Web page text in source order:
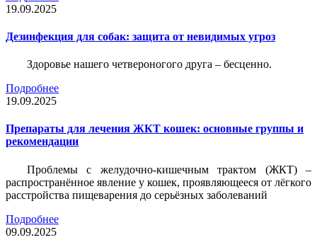
19.09.2025
Дезинфекция для собак: защита от невидимых угроз
Здоровье нашего четвероногого друга – бесценно.
Подробнее
19.09.2025
Препараты для лечения ЖКТ кошек: основные группы и
рекомендации
Проблемы с желудочно-кишечным трактом (ЖКТ) –
распространённое явление у кошек, проявляющееся от лёгкого
расстройства пищеварения до серьёзных заболеваний
Подробнее
09.09.2025